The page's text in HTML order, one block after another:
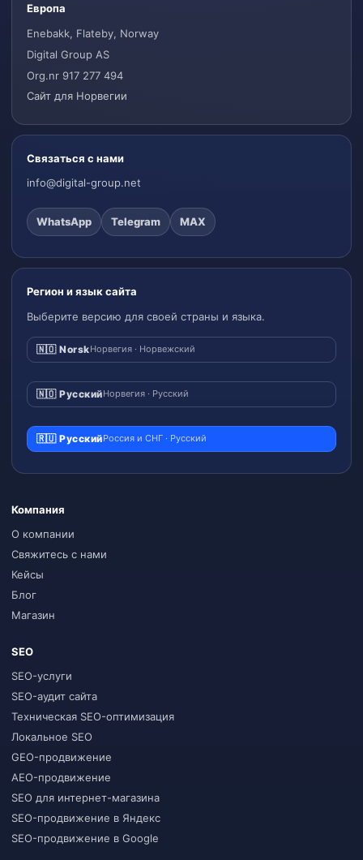
Европа
Enebakk, Flateby, Norway
Digital Group AS
Org.nr 917 277 494
Сайт для Норвегии
Связаться с нами
info@digital-group.net
WhatsApp Telegram MAX
Регион и язык сайта
Выберите версию для своей страны и языка.
🇳🇴 NorskНорвегия · Норвежский
🇳🇴 РусскийНорвегия · Русский
🇷🇺 РусскийРоссия и СНГ · Русский
Компания
О компании
Свяжитесь с нами
Кейсы
Блог
Магазин
SEO
SEO-услуги
SEO-аудит сайта
Техническая SEO-оптимизация
Локальное SEO
GEO-продвижение
AEO-продвижение
SEO для интернет-магазина
SEO-продвижение в Яндекс
SEO-продвижение в Google